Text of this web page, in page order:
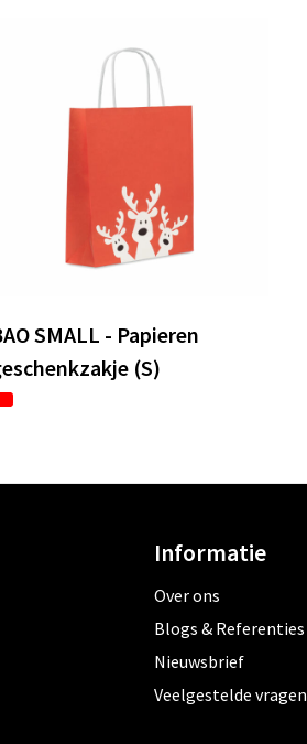
SMALL - Papieren
(S)
Informatie
Over ons
Blogs & Referenties
Nieuwsbrief
Veelgestelde vragen